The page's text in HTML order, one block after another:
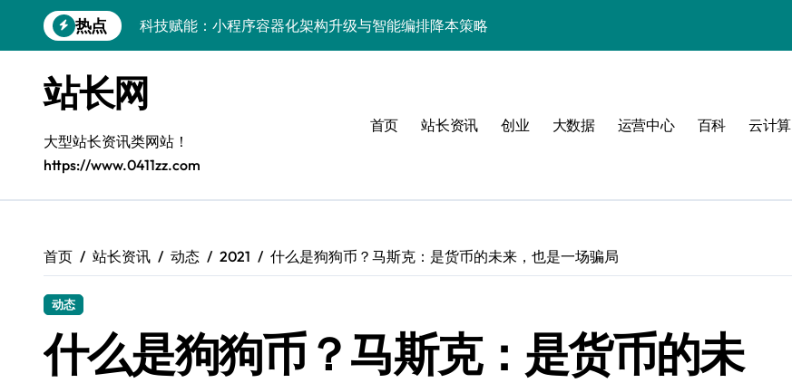
到
热点
容器化融合智能编排：解锁高可用服务器技术革新新路径
科技赋能体验：容器技术驱动系统高效编排新飞跃
容器编排赋能：多媒体系统服务器高效架构技术革新
客户端视角：系统容器化部署与智能编排的技术跃迁实践
小程序后端革新：容器化+K8s编排打造极致科技效能
站长网
大型站长资讯类网站！
https://www.0411zz.com
首页 站长资讯 创业 大数据 运营中心 百科 云计算
首页 站长资讯 动态 2021 什么是狗狗币？马斯克：是货币的未来，也是一场骗局
动态
什么是狗狗币？马斯克：是货币的未